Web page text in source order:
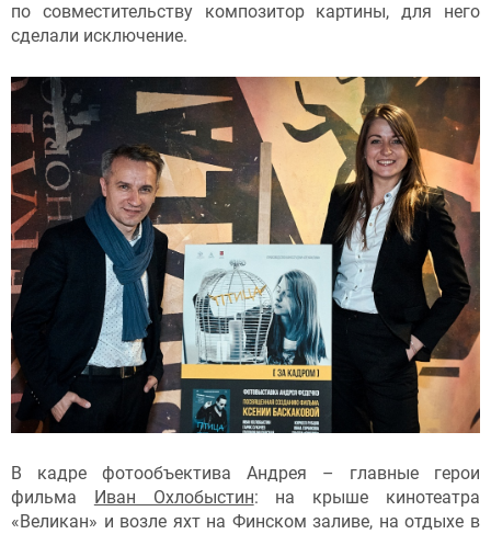
по совместительству композитор картины, для него
сделали исключение.
В кадре фотообъектива Андрея – главные герои
фильма Иван Охлобыстин: на крыше кинотеатра
«Великан» и возле яхт на Финском заливе, на отдыхе в